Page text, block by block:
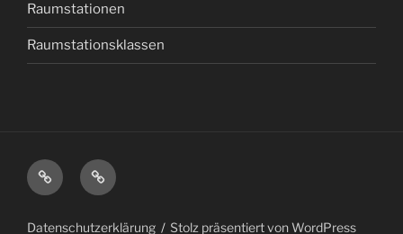
Raumstationen
Raumstationsklassen
TreditionAutorenwelt
Datenschutzerklärung Stolz präsentiert von WordPress